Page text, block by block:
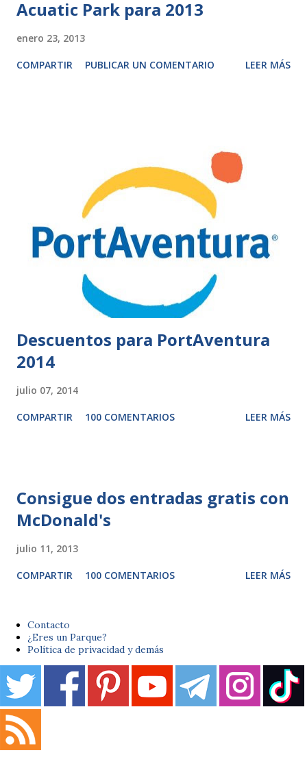
Acuatic Park para 2013
enero 23, 2013
COMPARTIR PUBLICAR UN COMENTARIO LEER MÁS
Descuentos para PortAventura
2014
julio 07, 2014
COMPARTIR 100 COMENTARIOS LEER MÁS
Consigue dos entradas gratis con
McDonald's
julio 11, 2013
COMPARTIR 100 COMENTARIOS LEER MÁS
Contacto
¿Eres un Parque?
Política de privacidad y demás